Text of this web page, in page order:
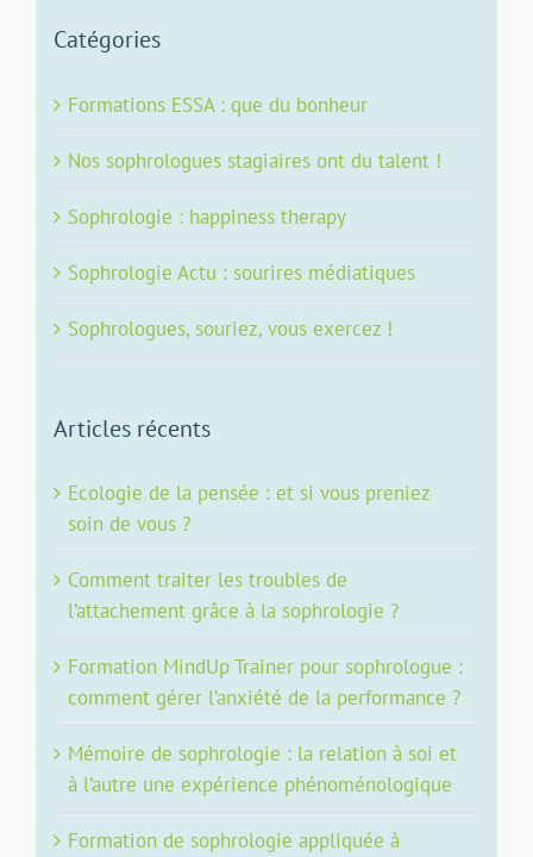
Catégories
Formations ESSA : que du bonheur
Nos sophrologues stagiaires ont du talent !
Sophrologie : happiness therapy
Sophrologie Actu : sourires médiatiques
Sophrologues, souriez, vous exercez !
Articles récents
Ecologie de la pensée : et si vous preniez
soin de vous ?
Comment traiter les troubles de
l’attachement grâce à la sophrologie ?
Formation MindUp Trainer pour sophrologue :
comment gérer l’anxiété de la performance ?
Mémoire de sophrologie : la relation à soi et
à l’autre une expérience phénoménologique
Formation de sophrologie appliquée à